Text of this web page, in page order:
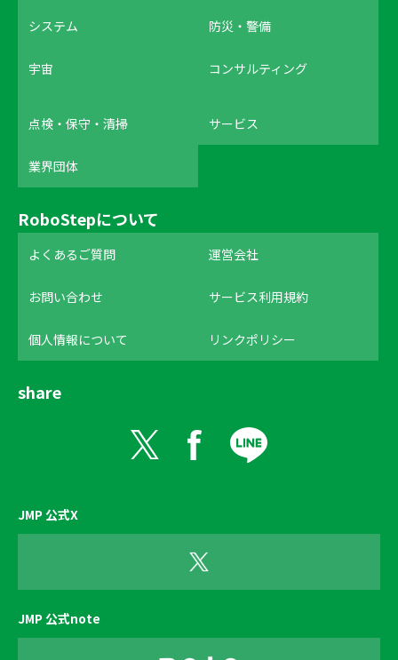
システム 防災・警備
宇宙 コンサルティング
点検・保守・清掃 サービス
業界団体
RoboStepについて
よくあるご質問 運営会社
お問い合わせ サービス利用規約
個人情報について リンクポリシー
share
JMP 公式X
JMP 公式note